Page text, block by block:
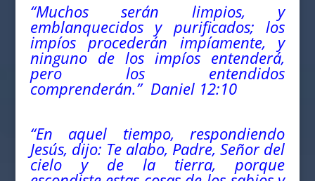
“Muchos serán limpios, y
emblanquecidos y purificados; los
impíos procederán impíamente, y
ninguno de los impíos entenderá,
pero los entendidos
comprenderán.” Daniel 12:10
“En aquel tiempo, respondiendo
Jesús, dijo: Te alabo, Padre, Señor del
cielo y de la tierra, porque